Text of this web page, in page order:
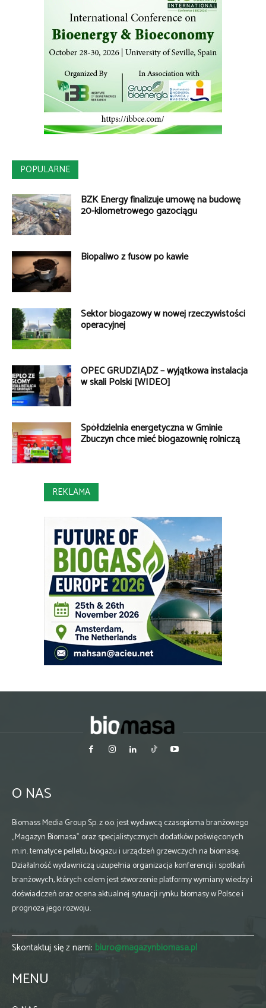
POPULARNE
BZK Energy finalizuje umowę na budowę
20-kilometrowego gazociągu
Biopaliwo z fusów po kawie
Sektor biogazowy w nowej rzeczywistości
operacyjnej
OPEC GRUDZIĄDZ – wyjątkowa instalacja
w skali Polski [WIDEO]
Spółdzielnia energetyczna w Gminie
Zbuczyn chce mieć biogazownię rolniczą
REKLAMA
O NAS
Biomass Media Group Sp. z o.o. jest wydawcą czasopisma branżowego
„Magazyn Biomasa” oraz specjalistycznych dodatków poświęconych
m.in. tematyce pelletu, biogazu i urządzeń grzewczych na biomasę.
Działalność wydawniczą uzupełnia organizacja konferencji i spotkań
branżowych, których celem jest stworzenie platformy wymiany wiedzy i
doświadczeń oraz ocena aktualnej sytuacji rynku biomasy w Polsce i
prognoza jego rozwoju.
Skontaktuj się z nami: biuro@magazynbiomasa.pl
MENU